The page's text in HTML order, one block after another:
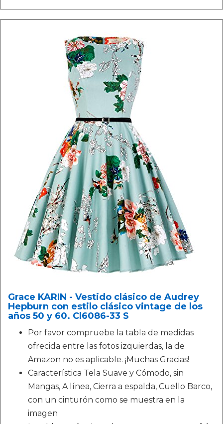
Grace KARIN - Vestido clásico de Audrey
Hepburn con estilo clásico vintage de los
años 50 y 60. Cl6086-33 S
Por favor compruebe la tabla de medidas
ofrecida entre las fotos izquierdas, la de
Amazon no es aplicable. ¡Muchas Gracias!
Característica Tela Suave y Cómodo, sin
Mangas, A línea, Cierra a espalda, Cuello Barco,
con un cinturón como se muestra en la
imagen